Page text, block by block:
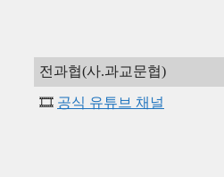
전과협(사.과교문협)
🎞️ 공식 유튜브 채널